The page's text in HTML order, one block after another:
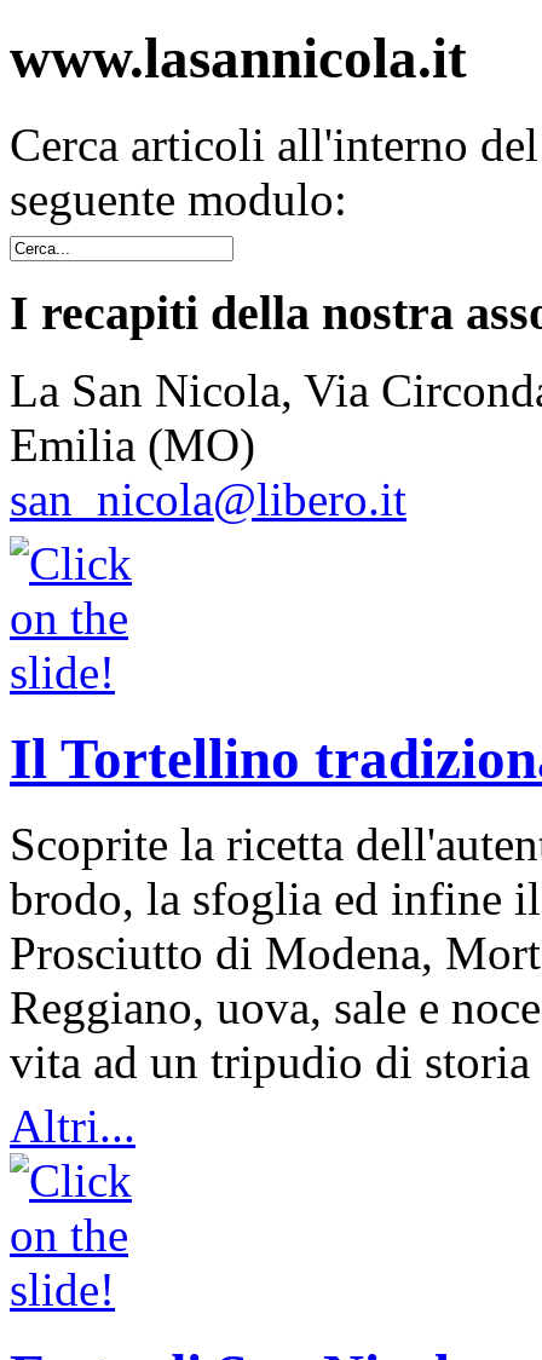
www.lasannicola.it
Cerca articoli all'interno
seguente modulo:
I recapiti della nostra
La San Nicola, Via
Emilia (MO)
san_nicola@libero.it
Il Tortellino
Scoprite la ricetta
brodo, la sfoglia ed infine
Prosciutto di Modena,
Reggiano, uova, sale e
vita ad un tripudio di storia
Altri...